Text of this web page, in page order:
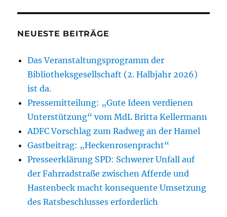
NEUESTE BEITRÄGE
Das Veranstaltungsprogramm der
Bibliotheksgesellschaft (2. Halbjahr 2026)
ist da.
Pressemitteilung: „Gute Ideen verdienen
Unterstützung“ vom MdL Britta Kellermann
ADFC Vorschlag zum Radweg an der Hamel
Gastbeitrag: „Heckenrosenpracht“
Presseerklärung SPD: Schwerer Unfall auf
der Fahrradstraße zwischen Afferde und
Hastenbeck macht konsequente Umsetzung
des Ratsbeschlusses erforderlich